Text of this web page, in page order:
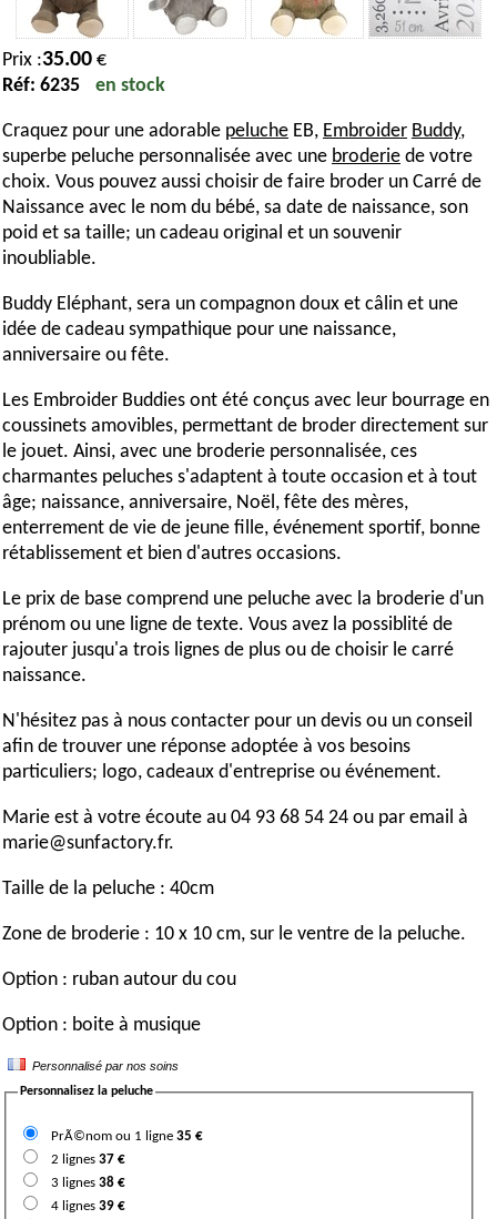
Prix :35.00 €
Réf: 6235
en stock
Craquez pour une adorable peluche EB, Embroider Buddy,
superbe peluche personnalisée avec une broderie de votre
choix. Vous pouvez aussi choisir de faire broder un Carré de
Naissance avec le nom du bébé, sa date de naissance, son
poid et sa taille; un cadeau original et un souvenir
inoubliable.
Buddy Eléphant, sera un compagnon doux et câlin et une
idée de cadeau sympathique pour une naissance,
anniversaire ou fête.
Les Embroider Buddies ont été conçus avec leur bourrage en
coussinets amovibles, permettant de broder directement sur
le jouet. Ainsi, avec une broderie personnalisée, ces
charmantes peluches s'adaptent à toute occasion et à tout
âge; naissance, anniversaire, Noël, fête des mères,
enterrement de vie de jeune fille, événement sportif, bonne
rétablissement et bien d'autres occasions.
Le prix de base comprend une peluche avec la broderie d'un
prénom ou une ligne de texte. Vous avez la possiblité de
rajouter jusqu'a trois lignes de plus ou de choisir le carré
naissance.
N'hésitez pas à nous contacter pour un devis ou un conseil
afin de trouver une réponse adoptée à vos besoins
particuliers; logo, cadeaux d'entreprise ou événement.
Marie est à votre écoute au 04 93 68 54 24 ou par email à
marie@sunfactory.fr.
Taille de la peluche : 40cm
Zone de broderie : 10 x 10 cm, sur le ventre de la peluche.
Option : ruban autour du cou
Option : boite à musique
Personnalisé par nos soins
Personnalisez la peluche
PrÃ©nom ou 1 ligne 35 €
2 lignes 37€
3 lignes 38€
4 lignes 39€